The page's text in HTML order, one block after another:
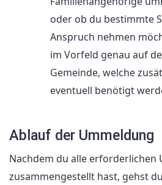
oder ob du bestimmte
Anspruch nehmen
im Vorfeld genau auf
Gemeinde, welche
eventuell benötigt
Ablauf der Ummeldung
Nachdem du alle erforderlichen
zusammengestellt hast, gehst